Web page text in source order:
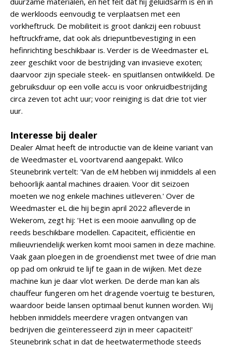
de werkloods eenvoudig te verplaatsen met een
vorkheftruck. De mobiliteit is groot dankzij een robuust
heftruckframe, dat ook als driepuntbevestiging in een
hefinrichting beschikbaar is. Verder is de Weedmaster eL
zeer geschikt voor de bestrijding van invasieve exoten;
daarvoor zijn speciale steek- en spuitlansen ontwikkeld. De
gebruiksduur op een volle accu is voor onkruidbestrijding
circa zeven tot acht uur; voor reiniging is dat drie tot vier
uur.
Interesse bij dealer
Dealer Almat heeft de introductie van de kleine variant van
de Weedmaster eL voortvarend aangepakt. Wilco
Steunebrink vertelt: 'Van de eM hebben wij inmiddels al een
behoorlijk aantal machines draaien. Voor dit seizoen
moeten we nog enkele machines uitleveren.' Over de
Weedmaster eL die hij begin april 2022 afleverde in
Wekerom, zegt hij: 'Het is een mooie aanvulling op de
reeds beschikbare modellen. Capaciteit, efficiëntie en
milieuvriendelijk werken komt mooi samen in deze machine.
Vaak gaan ploegen in de groendienst met twee of drie man
op pad om onkruid te lijf te gaan in de wijken. Met deze
machine kun je daar vlot werken. De derde man kan als
chauffeur fungeren om het dragende voertuig te besturen,
waardoor beide lansen optimaal benut kunnen worden. Wij
hebben inmiddels meerdere vragen ontvangen van
bedrijven die geïnteresseerd zijn in meer capaciteit!'
Steunebrink schat in dat de heetwatermethode steeds